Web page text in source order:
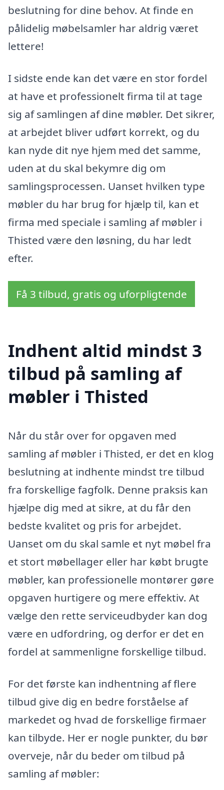
beslutning for dine behov. At finde en
pålidelig møbelsamler har aldrig været
lettere!
I sidste ende kan det være en stor fordel
at have et professionelt firma til at tage
sig af samlingen af dine møbler. Det sikrer,
at arbejdet bliver udført korrekt, og du
kan nyde dit nye hjem med det samme,
uden at du skal bekymre dig om
samlingsprocessen. Uanset hvilken type
møbler du har brug for hjælp til, kan et
firma med speciale i samling af møbler i
Thisted være den løsning, du har ledt
efter.
Få 3 tilbud, gratis og uforpligtende
Indhent altid mindst 3
tilbud på samling af
møbler i Thisted
Når du står over for opgaven med
samling af møbler i Thisted, er det en klog
beslutning at indhente mindst tre tilbud
fra forskellige fagfolk. Denne praksis kan
hjælpe dig med at sikre, at du får den
bedste kvalitet og pris for arbejdet.
Uanset om du skal samle et nyt møbel fra
et stort møbellager eller har købt brugte
møbler, kan professionelle montører gøre
opgaven hurtigere og mere effektiv. At
vælge den rette serviceudbyder kan dog
være en udfordring, og derfor er det en
fordel at sammenligne forskellige tilbud.
For det første kan indhentning af flere
tilbud give dig en bedre forståelse af
markedet og hvad de forskellige firmaer
kan tilbyde. Her er nogle punkter, du bør
overveje, når du beder om tilbud på
samling af møbler: